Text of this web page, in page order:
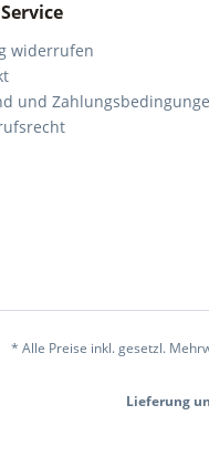
widerrufen
und
* Alle Preise inkl. gesetzl.
Lieferung